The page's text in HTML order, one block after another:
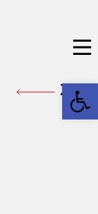
Zpět